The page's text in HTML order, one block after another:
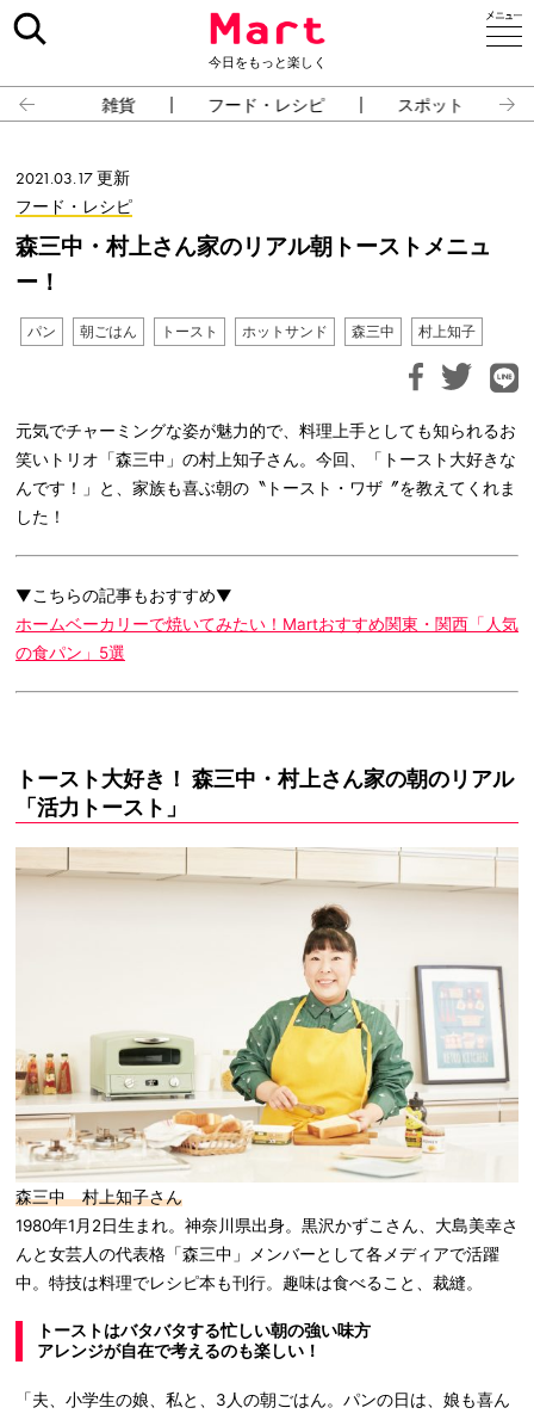
今日をもっと楽しく
雑貨 フード・レシピ スポット
2021.03.17 更新
フード・レシピ
森三中・村上さん家のリアル朝トーストメニュ
ー！
パン 朝ごはん トースト ホットサンド 森三中 村上知子
元気でチャーミングな姿が魅力的で、料理上手としても知られるお
笑いトリオ「森三中」の村上知子さん。今回、「トースト大好きな
んです！」と、家族も喜ぶ朝の〝トースト・ワザ〞を教えてくれま
した！
▼こちらの記事もおすすめ▼
ホームベーカリーで焼いてみたい！Martおすすめ関東・関西「人気
の食パン」5選
トースト大好き！ 森三中・村上さん家の朝のリアル
「活力トースト」
森三中 村上知子さん
1980年1月2日生まれ。神奈川県出身。黒沢かずこさん、大島美幸さ
んと女芸人の代表格「森三中」メンバーとして各メディアで活躍
中。特技は料理でレシピ本も刊行。趣味は食べること、裁縫。
トーストはバタバタする忙しい朝の強い味方
アレンジが自在で考えるのも楽しい！
「夫、小学生の娘、私と、3人の朝ごはん。パンの日は、娘も喜ん